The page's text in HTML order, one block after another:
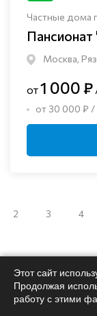
Частные дома
Москва,
от1 000 ₽
от 30 000 ₽ /
2 3 4
Этот сайт
Продолжая
работу с этими